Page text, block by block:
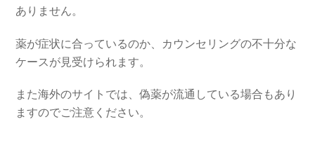
ありません。
薬が症状に合っているのか、カウンセリングの不十分な
ケースが見受けられます。
また海外のサイトでは、偽薬が流通している場合もあり
ますのでご注意ください。